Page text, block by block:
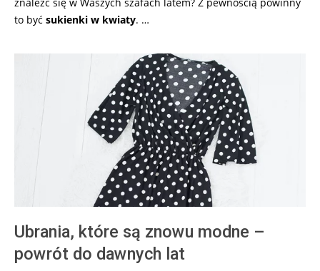
to być sukienki w kwiaty. …
Ubrania, które są znowu modne –
powrót do dawnych lat